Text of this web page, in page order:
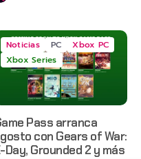
Noticias PC
Xbox PC
Xbox Series
Pass arranca
con Gears of War:
Day, Grounded 2 y más